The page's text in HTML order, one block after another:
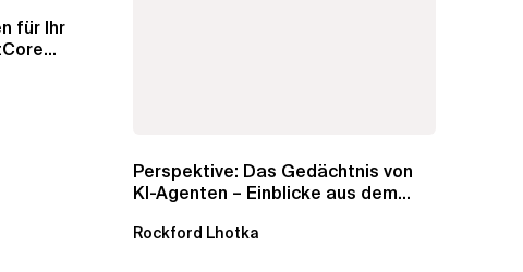
für Ihr
Perspektive: Das Gedächtnis von
KI-Agenten – Einblicke aus dem...
Rockford Lhotka